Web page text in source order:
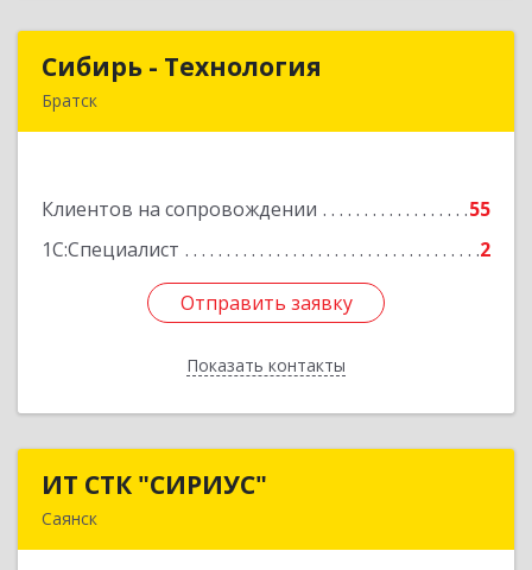
Сибирь - Технология
Братск
Клиентов на сопровождении
55
1С:Специалист
2
Отправить заявку
Показать контакты
Сибирь - Технология
Подробнее
Отправить заявку
Назад
ИТ СТК "СИРИУС"
Саянск
ИТ СТК "СИРИУС"